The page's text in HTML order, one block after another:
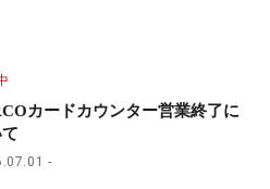
カードカウンター営業終了に